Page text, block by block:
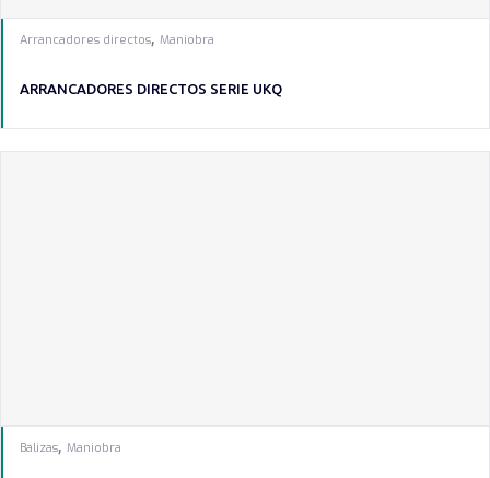
Arrancadores directos, Maniobra
ARRANCADORES DIRECTOS SERIE UKQ
Balizas, Maniobra